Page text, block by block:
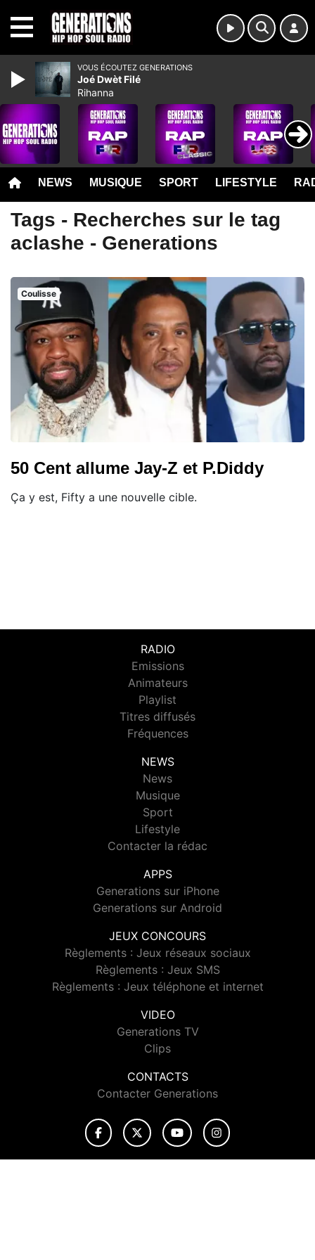
NEWS MUSIQUE SPORT LIFESTYLE
Tags - Recherches sur le tag
aclashe - Generations
Coulisse
50 Cent allume Jay-Z et P.Diddy
Ça y est, Fifty a une nouvelle cible.
RADIO
Emissions
Animateurs
Playlist
Titres diffusés
Fréquences
NEWS
News
Musique
Sport
Lifestyle
Contacter la rédac
APPS
Generations sur iPhone
Generations sur Android
JEUX CONCOURS
Règlements : Jeux réseaux sociaux
Règlements : Jeux SMS
Règlements : Jeux téléphone et internet
VIDEO
Generations TV
Clips
CONTACTS
Contacter Generations
VOUS ÉCOUTEZ GENERATIONS
Joé Dwèt Filé
Rihanna